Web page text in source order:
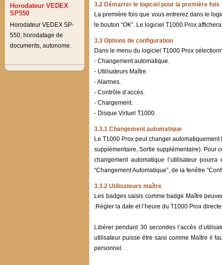
Horodateur VEDEX
SP550
Horodateur VEDEX SP-
550, horodatage de
documents, autonome.
3.2 Démarrer le logiciel pour la première fois
La première fois que vous entrerez dans le
le bouton “OK”. Le logiciel T1000 Prox
3.3 Options de configuration
Dans le menu du logiciel T1000 Prox
- Changement automatique.
- Utilisateurs Maître.
- Alarmes.
- Contrôle d’accès.
- Chargement.
- Disque Virtuel T1000.
3.3.1 Changement automatique
Le T1000 Prox peut changer
supplémentaire, Sortie supplémentaire). Pour
changement automatique l’utilisateur
“Changement Automatique”, de la fenêtre
3.3.2 Utilisateurs maître
Les badges saisis comme badge Maître
:Régler la date et l’heure du T1000 Prox
Libérer pendant 30 secondes l’accès
utilisateur puisse être saisi comme Maître il
personnel.